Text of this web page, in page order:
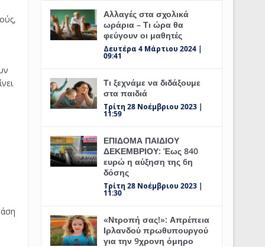
Αλλαγές στα σχολικά
ωράρια – Τι ώρα θα
φεύγουν οι μαθητές
Δευτέρα 4 Μάρτιου 2024 |
09:41
Τι ξεχνάμε να διδάξουμε
στα παιδιά
Τρίτη 28 Νοέμβριου 2023 |
11:59
ΕΠΙΔΟΜΑ ΠΑΙΔΙΟΥ
ΔΕΚΕΜΒΡΙΟΥ: Έως 840
ευρώ η αύξηση της 6η
δόσης
Τρίτη 28 Νοέμβριου 2023 |
11:30
«Ντροπή σας!»: Απρέπεια
Ιρλανδού πρωθυπουργού
για την 9χρονη όμηρο